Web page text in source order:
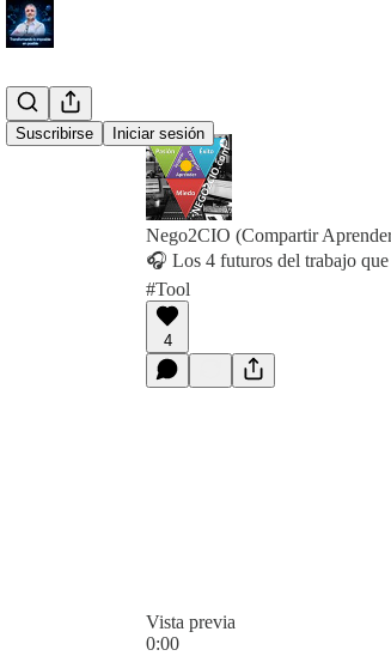
Suscribirse Iniciar sesión
Nego2CIO (Compartir
🎧 Los 4 futuros del trabajo
#Tool
4
Vista previa
0:00